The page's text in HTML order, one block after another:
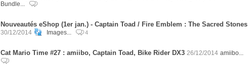
Bundle...
Nouveautés eShop (1er jan.) - Captain Toad / Fire Emblem : The Sacred Stones
30/12/2014 Images... 4
Cat Mario Time #27 : amiibo, Captain Toad, Bike Rider DX3 26/12/2014 amiibo...